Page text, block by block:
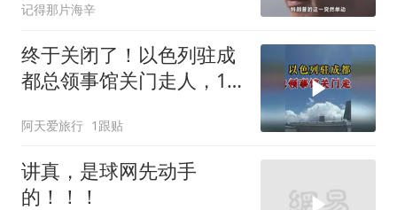
记得那片海辛
终于关闭了！以色列驻成
都总领事馆关门走人，12
阿天爱旅行 1跟贴
讲真，是球网先动手
的！！！